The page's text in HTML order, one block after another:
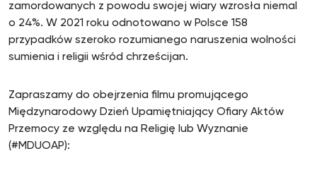
zamordowanych z powodu swojej wiary wzrosła niemal
o 24%. W 2021 roku odnotowano w Polsce 158
przypadków szeroko rozumianego naruszenia wolności
sumienia i religii wśród chrześcijan.
Zapraszamy do obejrzenia filmu promującego
Międzynarodowy Dzień Upamiętniający Ofiary Aktów
Przemocy ze względu na Religię lub Wyznanie
(#MDUOAP):